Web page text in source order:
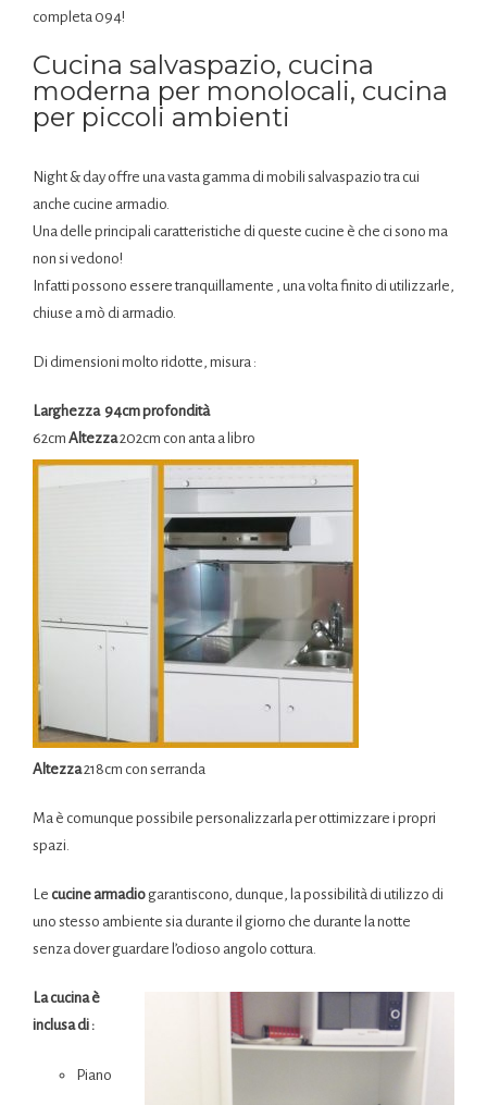
completa 094!
Cucina salvaspazio, cucina
moderna per monolocali, cucina
per piccoli ambienti
Night & day offre una vasta gamma di mobili salvaspazio tra cui
anche cucine armadio.
Una delle principali caratteristiche di queste cucine è che ci sono ma
non si vedono!
Infatti possono essere tranquillamente , una volta finito di utilizzarle,
chiuse a mò di armadio.
Di dimensioni molto ridotte, misura :
Larghezza 94cm profondità
62cm Altezza202cm con anta a libro
Altezza218cm con serranda
Ma è comunque possibile personalizzarla per ottimizzare i propri
spazi.
Le cucine armadio garantiscono, dunque, la possibilità di utilizzo di
uno stesso ambiente sia durante il giorno che durante la notte
senza dover guardare l’odioso angolo cottura.
La cucina è
inclusa di :
Piano